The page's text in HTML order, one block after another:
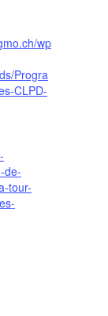
wp
Progra
CLPD-
de-
tour-